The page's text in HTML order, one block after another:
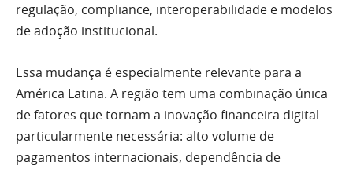
regulação, compliance, interoperabilidade e modelos
de adoção institucional.
Essa mudança é especialmente relevante para a
América Latina. A região tem uma combinação única
de fatores que tornam a inovação financeira digital
particularmente necessária: alto volume de
pagamentos internacionais, dependência de